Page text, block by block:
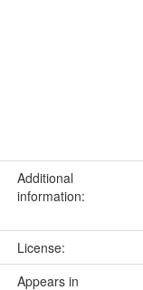
Additional
information:
License:
Appears in